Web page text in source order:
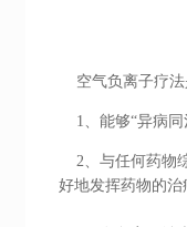
空气负离子疗法
1、能够“异病同
2、与任何药物
好地发挥药物的治